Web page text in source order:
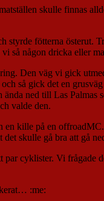
skulle finnas
styrde fötterna österut.
vi så någon dricka eller
Den väg vi gick
så gick det en
ned till Las Palmas
valde den.
en kille på en
skulle gå bra att gå
par cyklister. Vi frågade
:me: